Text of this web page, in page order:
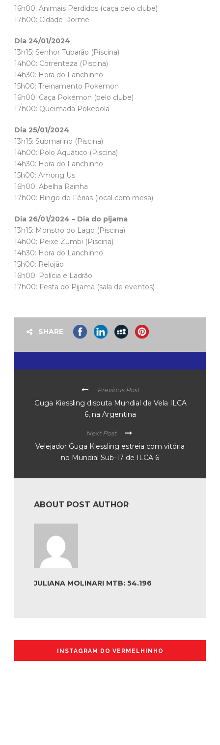
16h00: Animais Perdidos (caça pelo clube)
17h00: Cidade Dorme
Dia 24/01/2024
13h15: Senhor Tubarão (Piscina)
14h00: Correnteza (Piscina)
14h30: Hora do Lanchinho
15h00: Treinamento Pokemon
16h00: Caça Pokémon (pelo clube)
17h00: Queimada Pokebola
Dia 25/01/2024
13h15: Submarino (Piscina)
14h00: Polo Aquático (Piscina)
14h30: Hora do Lanchinho
15h00: Among Us
16h00: Abelha Rainha
17h00: Bingo de Férias (local com mesa)
Dia 26/01/2024 – Dia do pijama
13h15: Monstro do Lago (Piscina)
14h00: Peixe Zumbi (Piscina)
14h30: Hora do Lanchinho
15h00: Relojão
16h00: Polícia e Ladrão
17h00: Festa do Pijama (sala de eventos)
SHARE
Previous Post
Guga Kiessling disputa Mundial de Vela ILCA
6, na Argentina
Next Post
Velejador Guga Kiessling estreia com vitória
no Mundial Sub-17 de ILCA 6
ABOUT POST AUTHOR
JULIANA MOLINARI MTB: 54.196
INSTAGRAM DO VERMELHINHO